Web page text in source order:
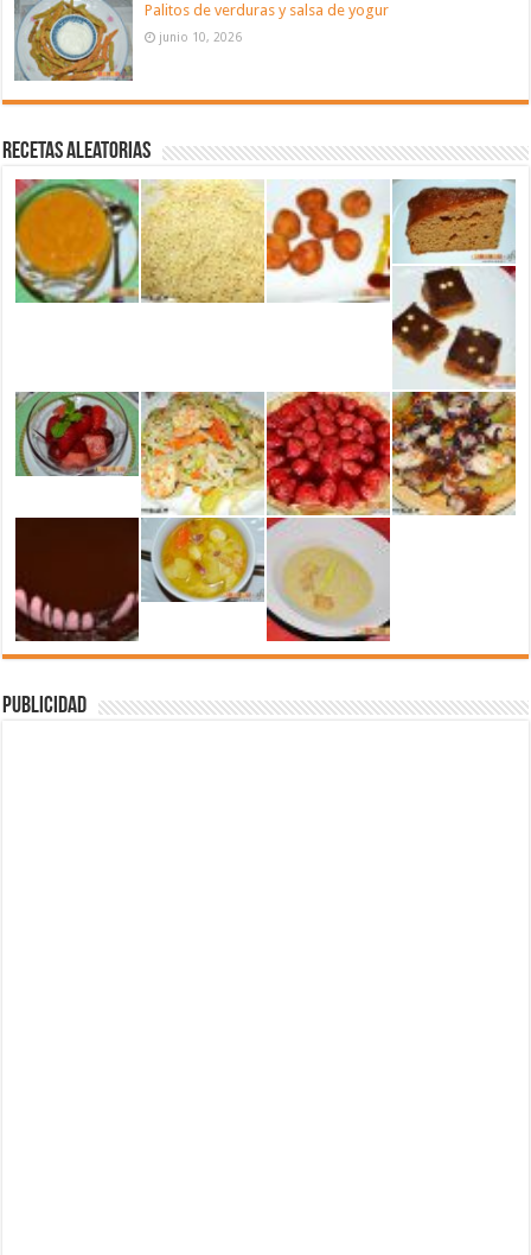
Palitos de verduras y salsa de yogur
junio 10, 2026
Recetas aleatorias
Publicidad